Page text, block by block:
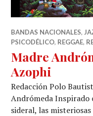
BANDAS NACIONALES,
PSICODÉLICO, REGGAE,
Madre
Azophi
Redacción Polo
Andrómeda Inspirado
sideral, las